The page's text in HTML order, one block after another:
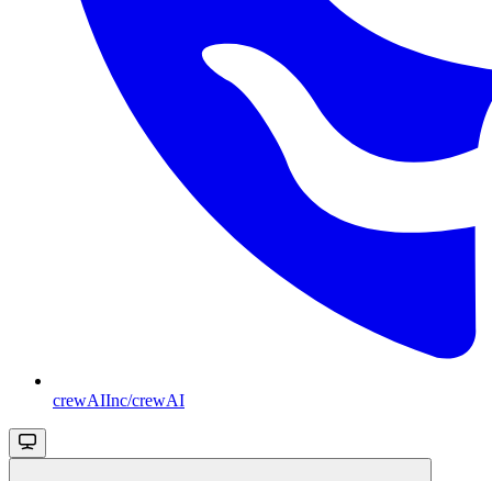
crewAIInc/crewAI